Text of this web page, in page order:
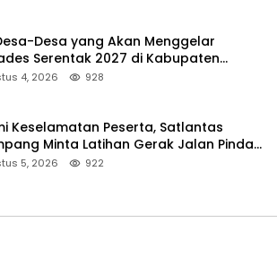
Desa yang Akan Menggelar
Serentak 2027 di Kabupaten
4, 2026 928
Keselamatan Peserta, Satlantas
Minta Latihan Gerak Jalan Pindah
Aman
5, 2026 922